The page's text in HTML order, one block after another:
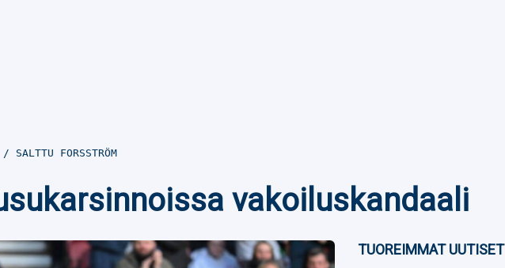
SALTTU FORSSTRÖM
vakoiluskandaali
TUOREIMMAT UUTISET